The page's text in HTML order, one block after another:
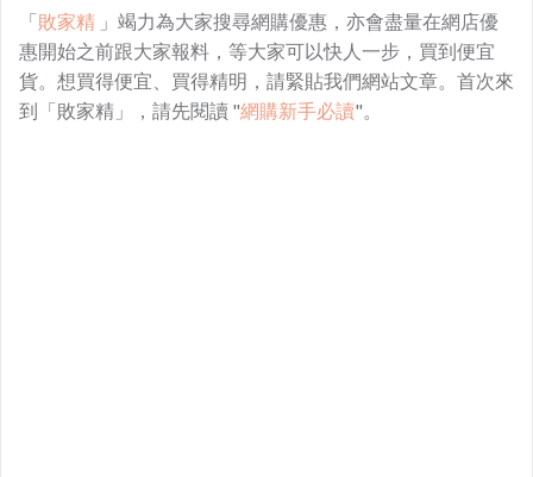
「敗家精 」竭力為大家搜尋網購優惠，亦會盡量在網店優
惠開始之前跟大家報料，等大家可以快人一步，買到便宜
貨。想買得便宜、買得精明，請緊貼我們網站文章。首次來
到「敗家精」，請先閱讀 "網購新手必讀"。